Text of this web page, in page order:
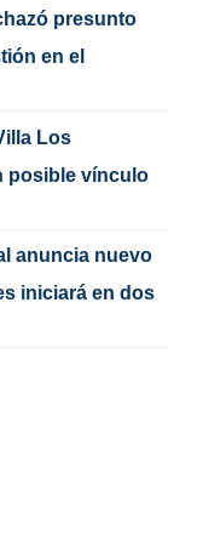
presunto
en el
Los
posible vínculo
anuncia nuevo
iniciará en dos